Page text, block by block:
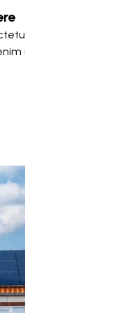
in eros.